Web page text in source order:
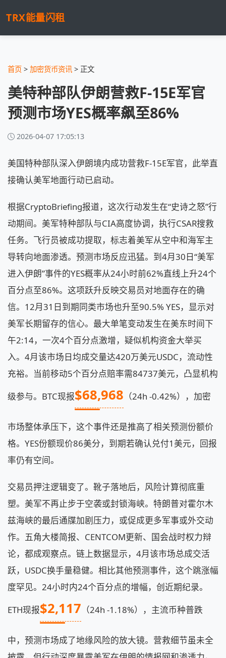
TRX能量闪租
首页 > 加密货币资讯 > 正文
美特种部队伊朗营救F-15E军官
预测市场YES概率飙至86%
2026-04-07 17:05:13
美国特种部队深入伊朗境内成功营救F-15E军官，此举直
接确认美军地面行动已启动。
根据CryptoBriefing报道，这次行动发生在“史诗之怒”行
动期间。美军特种部队与CIA高度协调，执行CSAR搜救
任务。飞行员被成功提取，标志着美军从空中和海军主
导转向地面渗透。预测市场反应迅猛。到4月30日“美军
进入伊朗”事件的YES概率从24小时前62%直线上升24个
百分点至86%。这项跃升反映交易员对地面存在的确
信。12月31日到期同类市场也升至90.5% YES，显示对
美军长期留存的信心。最大单笔变动发生在美东时间下
午2:14，一次4个百分点激增，疑似机构资金大举买
入。4月该市场日均成交量达420万美元USDC，流动性
充裕。当前移动5个百分点赔率需84737美元，凸显机构
级参与。BTC现报$68,968 （24h -0.42%），加密
市场整体承压下，这个事件还是推高了相关预测份额价
格。YES份额现价86美分，到期若确认兑付1美元，回报
率仍有空间。
交易员押注逻辑变了。靴子落地后，风险计算彻底重
塑。美军不再止步于空袭或封锁海峡。特朗普对霍尔木
兹海峡的最后通牒加剧压力，或促成更多军事或外交动
作。五角大楼简报、CENTCOM更新、国会战时权力辩
论，都成观察点。链上数据显示，4月该市场总成交活
跃，USDC换手量稳健。相比其他预测事件，这个跳涨幅
度罕见。24小时内24个百分点的增幅，创近期纪录。
ETH现报$2,117 （24h -1.18%），主流币种普跌
中，预测市场成了地缘风险的放大镜。营救细节虽未全